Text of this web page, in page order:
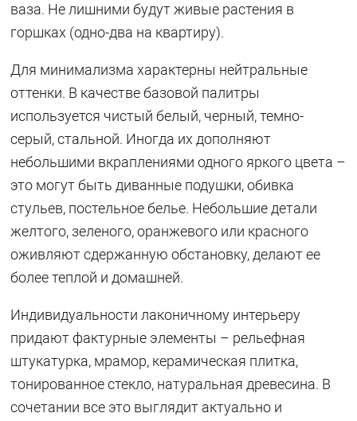
ваза. Не лишними будут живые растения в
горшках (одно-два на квартиру).
Для минимализма характерны нейтральные
оттенки. В качестве базовой палитры
используется чистый белый, черный, темно-
серый, стальной. Иногда их дополняют
небольшими вкраплениями одного яркого цвета –
это могут быть диванные подушки, обивка
стульев, постельное белье. Небольшие детали
желтого, зеленого, оранжевого или красного
оживляют сдержанную обстановку, делают ее
более теплой и домашней.
Индивидуальности лаконичному интерьеру
придают фактурные элементы – рельефная
штукатурка, мрамор, керамическая плитка,
тонированное стекло, натуральная древесина. В
сочетании все это выглядит актуально и